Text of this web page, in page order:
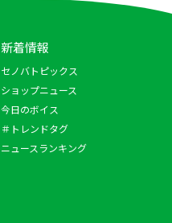
新着情報
セノバトピックス
ショップニュース
今日のボイス
＃トレンドタグ
ニュースランキング